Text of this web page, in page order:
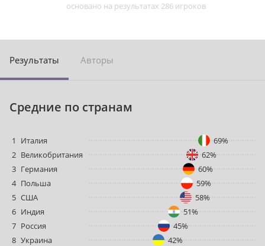
основано на результатах 286 игроков
Результаты Авторы
Средние по странам
1 Италия
69%
2 Великобритания
62%
3 Германия
60%
4 Польша
59%
5 США
58%
6 Индия
51%
7 Россия
45%
8 Украина 42%